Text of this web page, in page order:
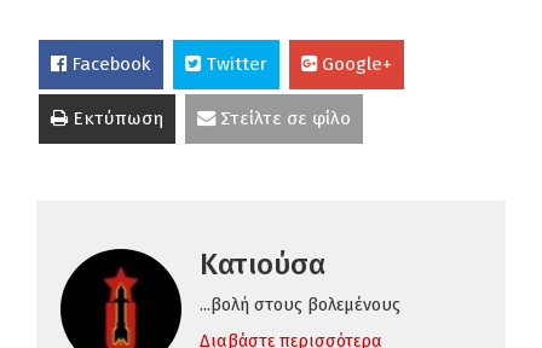
Facebook Twitter Google+
Εκτύπωση Στείλτε σε φίλο
Κατιούσα
...βολή στους βολεμένους
Διαβάστε περισσότερα